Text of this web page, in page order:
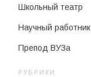
Школьный театр
Научный работник
Препод ВУЗа
РУБРИКИ